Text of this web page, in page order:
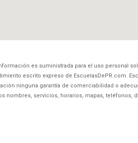
es suministrada para el uso personal
escrito expreso de EscuelasDePR.com.
ninguna garantía de comerciabilidad o
nombres, servicios, horarios, mapas, teléfonos,